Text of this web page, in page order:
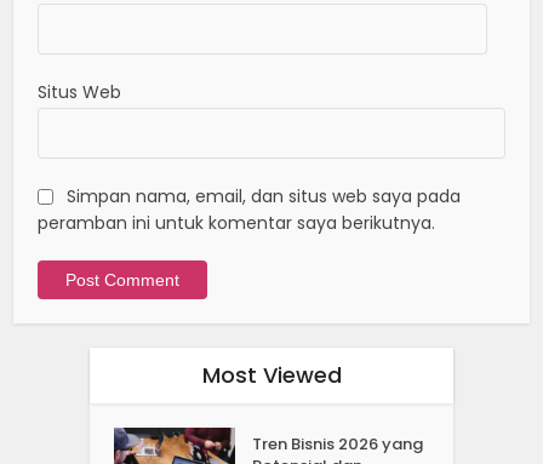
Situs Web
Simpan nama, email, dan situs web saya pada
peramban ini untuk komentar saya berikutnya.
Most Viewed
Tren Bisnis 2026 yang